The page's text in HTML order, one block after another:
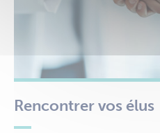
Rencontrer vos élus